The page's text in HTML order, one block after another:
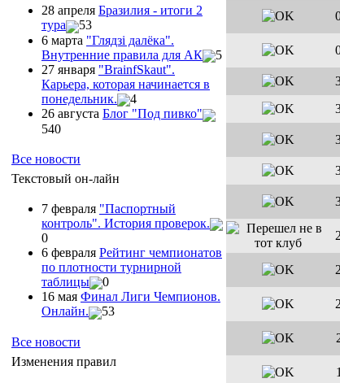
28 апреля Бразилия - итоги 2
тура
53
6 марта "Глядзi далёка".
Внутренние правила для АК
5
27 января "ВrainfSkaut".
Карьера, которая начинается в
понедельник.
4
26 августа Блог "Под пивко"
540
Все новости
Текстовый он-лайн
7 февраля "Паспортный
контроль". История проверок.
0
6 февраля Рейтинг чемпионатов
по плотности турнирной
таблицы
0
16 мая Финал Лиги Чемпионов.
Онлайн.
53
Все новости
Изменения правил